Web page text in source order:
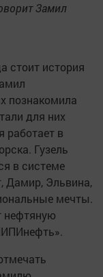
Замил
стоит история
познакомила
для них
работает в
Гузель
в системе
Дамир, Эльвина,
мечты.
нефтяную